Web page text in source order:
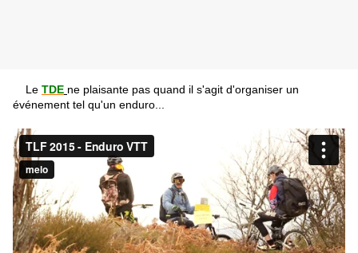
Le TDE ne plaisante pas quand il s'agit d'organiser un
événement tel qu'un enduro...